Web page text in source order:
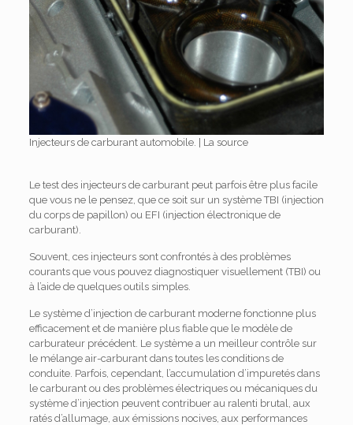
Injecteurs de carburant automobile. La source
Le test des injecteurs de carburant peut parfois être plus facile
que vous ne le pensez, que ce soit sur un système TBI (injection
du corps de papillon) ou EFI (injection électronique de
carburant).
Souvent, ces injecteurs sont confrontés à des problèmes
courants que vous pouvez diagnostiquer visuellement (TBI) ou
à l’aide de quelques outils simples.
Le système d’injection de carburant moderne fonctionne plus
efficacement et de manière plus fiable que le modèle de
carburateur précédent. Le système a un meilleur contrôle sur
le mélange air-carburant dans toutes les conditions de
conduite. Parfois, cependant, l’accumulation d’impuretés dans
le carburant ou des problèmes électriques ou mécaniques du
système d’injection peuvent contribuer au ralenti brutal, aux
ratés d’allumage, aux émissions nocives, aux performances